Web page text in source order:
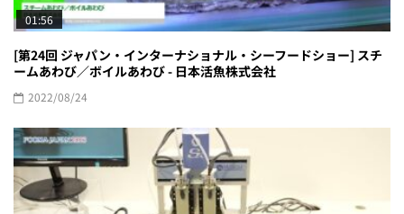
01:56
[第24回 ジャパン・インターナショナル・シーフードショー] スチ
ームあわび／ボイルあわび - 日本活魚株式会社
2022/08/24